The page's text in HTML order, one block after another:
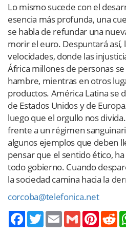
Lo mismo sucede con el
esencia más profunda, una
se habla de refundar una
morir el euro. Despuntará así,
velocidades, donde las
África millones de personas
hambre, mientras en otros
productos. América Latina se
de Estados Unidos y de
luego que el orgullo nos
frente a un régimen
algunos ejemplos que deben
pensar que el sentido ético,
todo gobierno. Cuando
la sociedad camina hacia la
corcoba@telefonica.net
TwitterEmail Gmail